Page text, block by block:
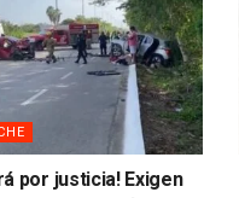
por justicia! Exigen